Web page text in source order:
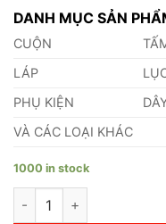
DANH MỤC SẢN
CUỘN
LÁP
PHỤ KIỆN
VÀ CÁC LOẠI KHÁC
1000 in stock
Lá Căn Đồng 5.9mm